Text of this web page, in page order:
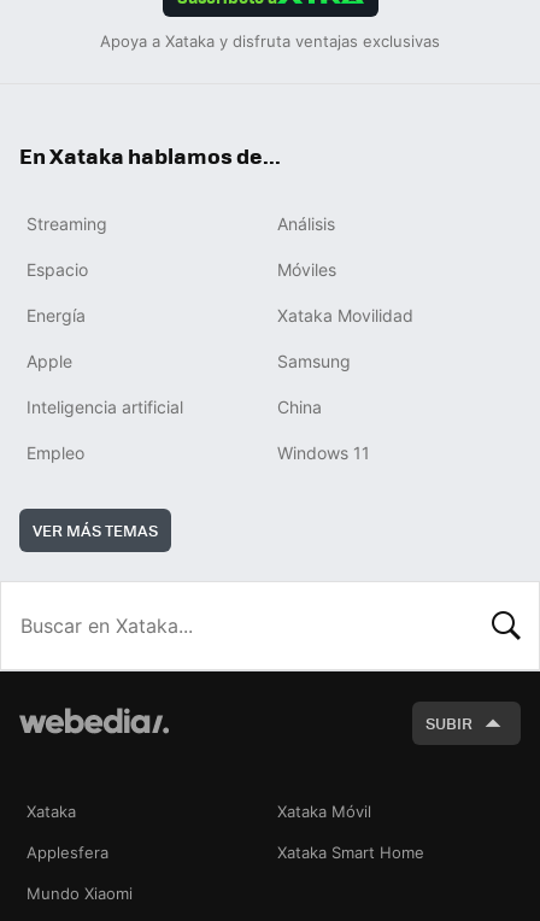
Apoya a Xataka y disfruta ventajas exclusivas
En Xataka hablamos de...
Streaming Análisis
Espacio Móviles
Energía Xataka Movilidad
Apple Samsung
Inteligencia artificial China
Empleo Windows 11
VER MÁS TEMAS
SUBIR
Xataka Xataka Móvil
Applesfera Xataka Smart Home
Mundo Xiaomi